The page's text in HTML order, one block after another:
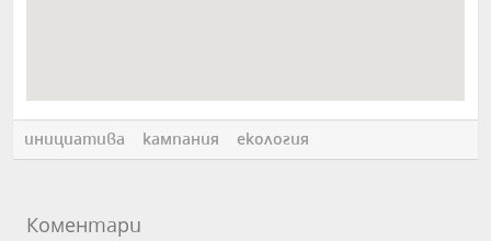
инициатива кампания екология
Коментари